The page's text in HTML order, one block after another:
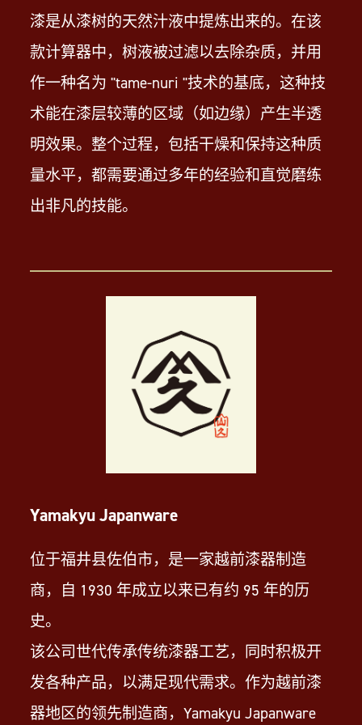
高品质的日本漆器，由工匠大师精心
制作而成。
漆是从漆树的天然汁液中提炼出来的。在该
款计算器中，树液被过滤以去除杂质，并用
作一种名为 "tame-nuri "技术的基底，这种技
明效果。整个过程，包括干燥和保持这种质
Yamakyu Japanware
位于福井县佐伯市，是一家越前漆器制造